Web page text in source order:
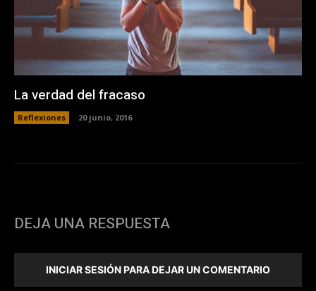
La verdad del fracaso
Reflexiones 20 junio, 2016
DEJA UNA RESPUESTA
INICIAR SESIÓN PARA DEJAR UN COMENTARIO